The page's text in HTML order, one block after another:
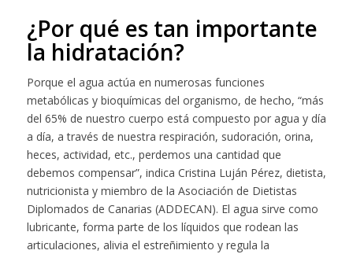
¿Por qué es tan importante
la hidratación?
Porque el agua actúa en numerosas funciones
metabólicas y bioquímicas del organismo, de hecho, “más
del 65% de nuestro cuerpo está compuesto por agua y día
a día, a través de nuestra respiración, sudoración, orina,
heces, actividad, etc., perdemos una cantidad que
debemos compensar”, indica Cristina Luján Pérez, dietista,
nutricionista y miembro de la Asociación de Dietistas
Diplomados de Canarias (ADDECAN). El agua sirve como
lubricante, forma parte de los líquidos que rodean las
articulaciones, alivia el estreñimiento y regula la